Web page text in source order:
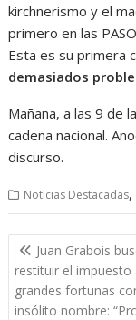
kirchnerismo y el
primero en las
Esta es su primera
demasiados
Mañana, a las 9 de
cadena nacional.
discurso.
Noticias Destacadas,
Navegación
de
entradas
Juan Grabois
restituir el impuesto
grandes fortunas
insólito nombre: